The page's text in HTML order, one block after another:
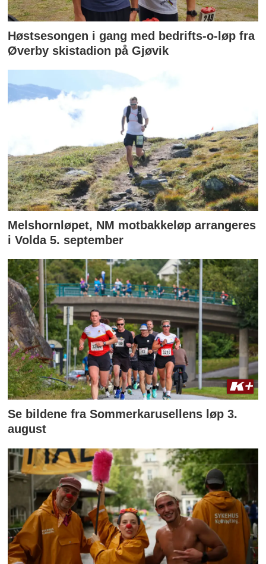
Høstsesongen i gang med bedrifts-o-løp fra
Øverby skistadion på Gjøvik
Melshornløpet, NM motbakkeløp arrangeres
i Volda 5. september
Se bildene fra Sommerkarusellens løp 3.
august